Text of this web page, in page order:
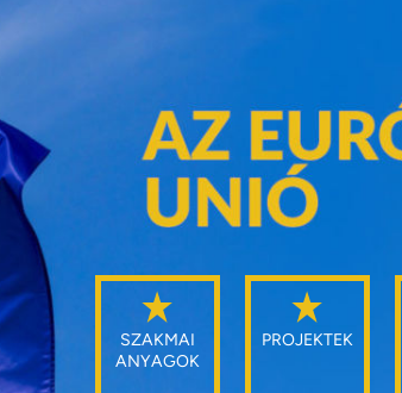
SZAKMAI
ANYAGOK
PROJEKTEK